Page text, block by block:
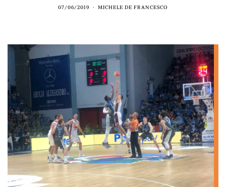
07/06/2019 MICHELE DE FRANCESCO